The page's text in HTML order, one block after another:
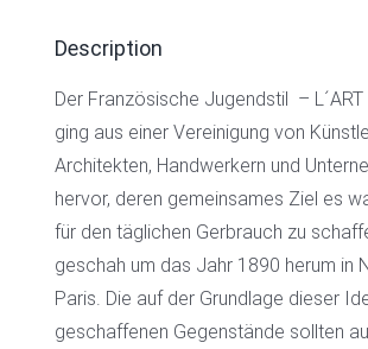
Description
Der Französische Jugendstil –
ging aus einer Vereinigung von
Architekten, Handwerkern und
hervor, deren gemeinsames Ziel es
für den täglichen Gerbrauch zu
geschah um das Jahr 1890 herum in
Paris. Die auf der Grundlage dieser
geschaffenen Gegenstände sollten